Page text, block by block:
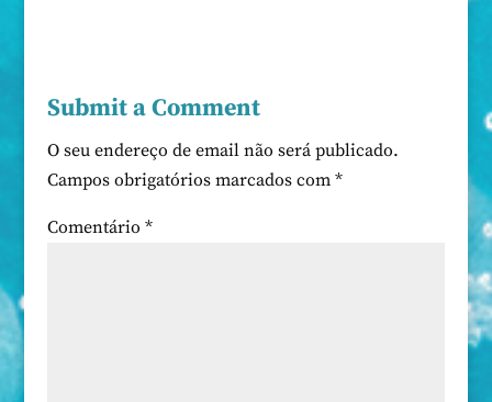
Submit a Comment
O seu endereço de email não será publicado.
Campos obrigatórios marcados com *
Comentário *